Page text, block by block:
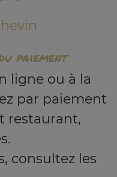
paiement
ligne ou à la
par paiement
restaurant,
consultez les